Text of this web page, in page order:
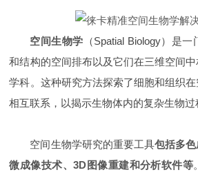
空间生物学 （Spatial Biology）是
和结构的空间排布以及它们在三维空间
学科。这种研究方法探索了细胞和组织
相互联系，以揭示生物体内的复杂生物过
空间生物学研究的重要工具包括多
微成像技术、3D图像重建和分析软件等